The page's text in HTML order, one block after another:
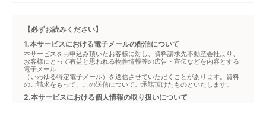
【必ずお読みください】
1.本サービスにおける電子メールの配信について
本サービスをお申込み頂いたお客様に対し、資料請求先不動産会社より、
お客様にとって有益と思われる物件情報等の広告・宣伝などを内容とする
電子メール
（いわゆる特定電子メール）を送信させていただくことがあります。資料
のご請求をもって、この送信についてご承諾頂けたものといたします。
2.本サービスにおける個人情報の取り扱いについて